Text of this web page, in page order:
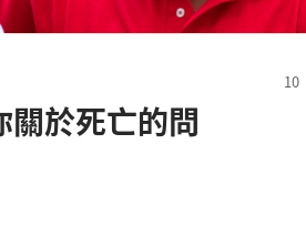
於死亡的問